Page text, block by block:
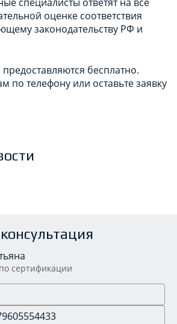
оценке соответствия
законодательству РФ и
бесплатно.
по телефону или оставьте заявку
сертификации